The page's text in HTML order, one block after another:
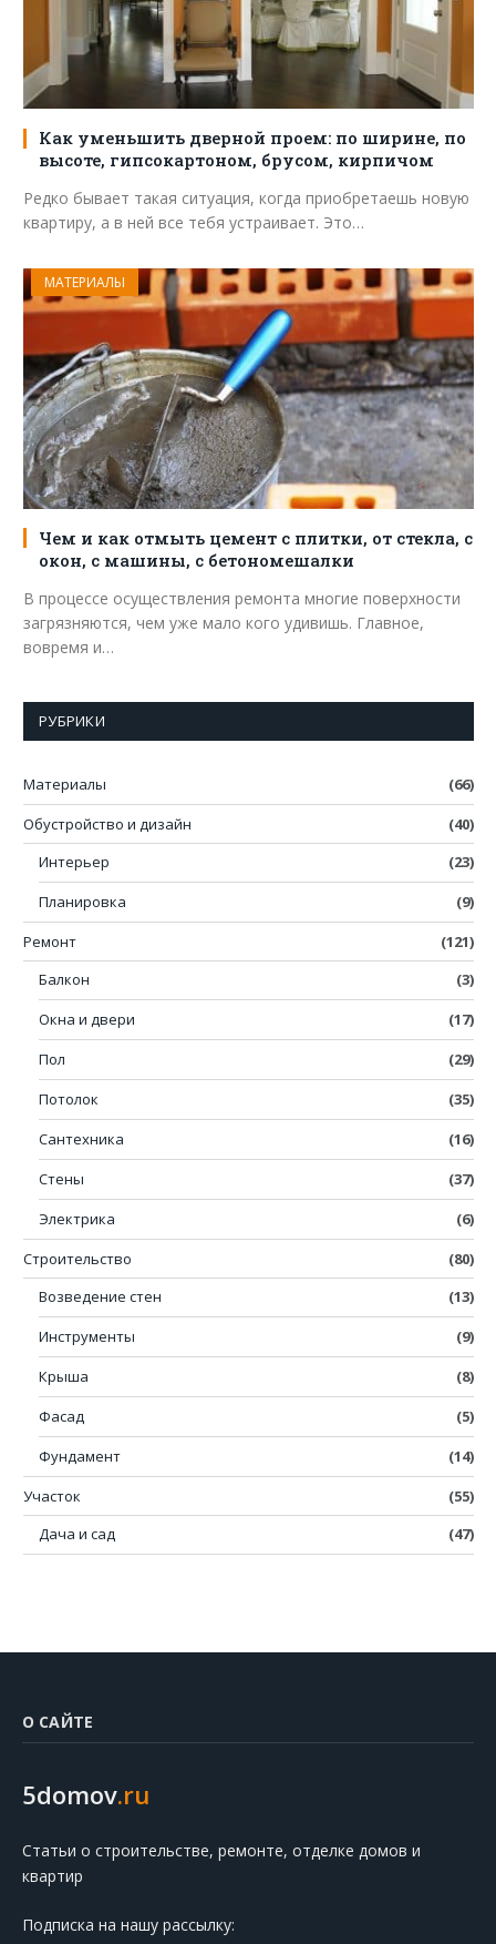
Как уменьшить дверной проем: по ширине, по
высоте, гипсокартоном, брусом, кирпичом
Редко бывает такая ситуация, когда приобретаешь новую
квартиру, а в ней все тебя устраивает. Это…
МАТЕРИАЛЫ
Чем и как отмыть цемент с плитки, от стекла, с
окон, с машины, с бетономешалки
В процессе осуществления ремонта многие поверхности
загрязняются, чем уже мало кого удивишь. Главное,
вовремя и…
РУБРИКИ
Материалы
(66)
Обустройство и дизайн
(40)
Интерьер
(23)
Планировка
(9)
Ремонт
(121)
Балкон
(3)
Окна и двери
(17)
Пол
(29)
Потолок
(35)
Сантехника
(16)
Стены
(37)
Электрика
(6)
Строительство
(80)
Возведение стен
(13)
Инструменты
(9)
Крыша
(8)
Фасад
(5)
Фундамент
(14)
Участок
(55)
Дача и сад
(47)
О САЙТЕ
5domov.ru
Статьи о строительстве, ремонте, отделке домов и
квартир
Подписка на нашу рассылку: